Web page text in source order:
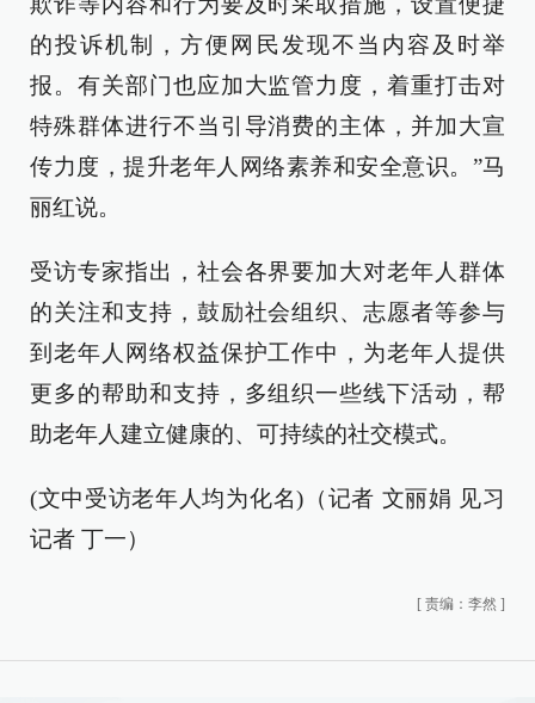
的投诉机制，方便网民发现不当内容及时举
报。有关部门也应加大监管力度，着重打击对
特殊群体进行不当引导消费的主体，并加大宣
传力度，提升老年人网络素养和安全意识。”马
丽红说。
受访专家指出，社会各界要加大对老年人群体
的关注和支持，鼓励社会组织、志愿者等参与
到老年人网络权益保护工作中，为老年人提供
更多的帮助和支持，多组织一些线下活动，帮
助老年人建立健康的、可持续的社交模式。
(文中受访老年人均为化名)（记者 文丽娟 见习
记者 丁一）
[ 责编：李然 ]